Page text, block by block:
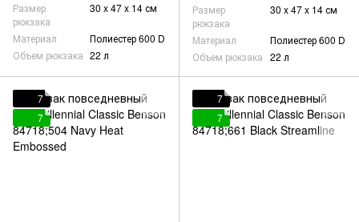
Размер
рюкзака
30 x 47 x 14 см
Материал
Полиестер 600 D
Объем рюкзака 22 л
Размер
рюкзака
30 x 47 x 14 см
Материал
Полиестер 600 D
Объем рюкзака 22 л
7
7
7
7